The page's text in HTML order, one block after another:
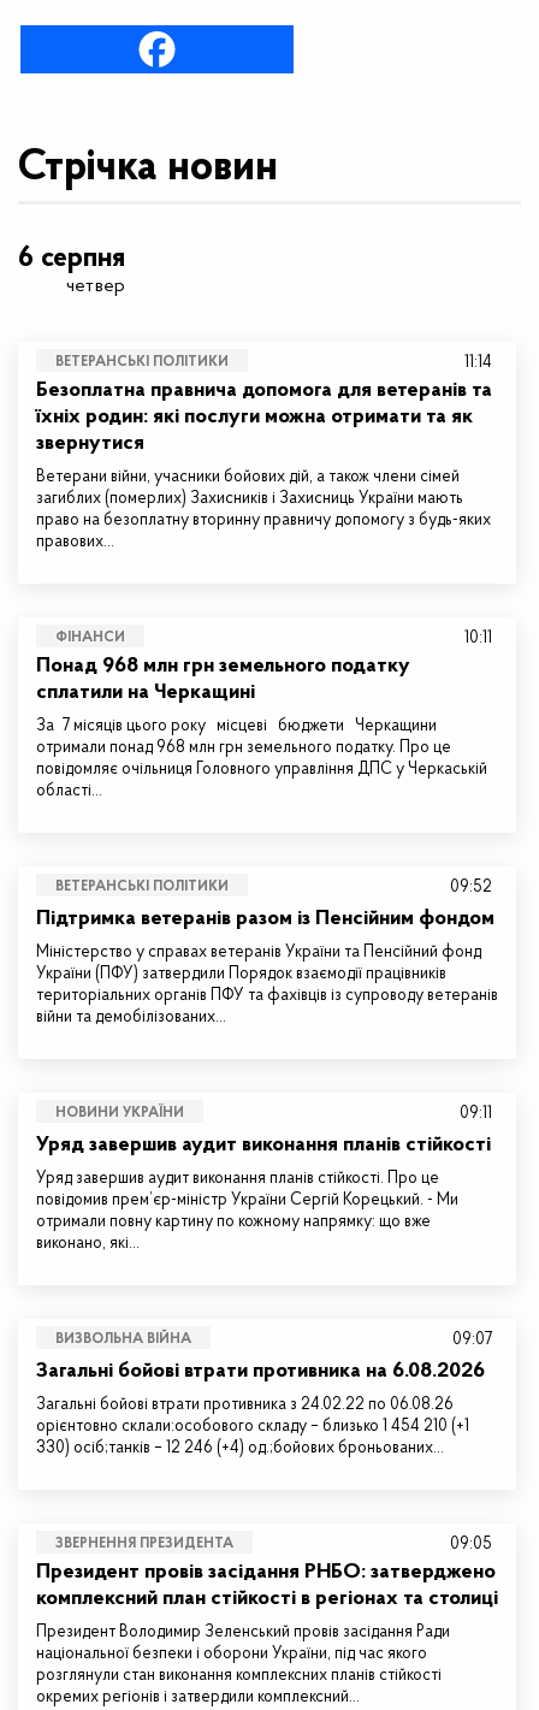
Стрічка новин
6 серпня
четвер
ВЕТЕРАНСЬКІ ПОЛІТИКИ
Безоплатна правнича допомога для ветеранів та
їхніх родин: які послуги можна отримати та як
звернутися
Ветерани війни, учасники бойових дій, а також члени сімей
загиблих (померлих) Захисників і Захисниць України мають
право на безоплатну вторинну правничу допомогу з будь-яких
правових…
11:14
ФІНАНСИ
Понад 968 млн грн земельного податку
сплатили на Черкащині
За 7 місяців цього року місцеві бюджети Черкащини
отримали понад 968 млн грн земельного податку. Про це
повідомляє очільниця Головного управління ДПС у Черкаській
області…
10:11
ВЕТЕРАНСЬКІ ПОЛІТИКИ
Підтримка ветеранів разом із Пенсійним фондом
Міністерство у справах ветеранів України та Пенсійний фонд
України (ПФУ) затвердили Порядок взаємодії працівників
територіальних органів ПФУ та фахівців із супроводу ветеранів
війни та демобілізованих…
09:52
НОВИНИ УКРАЇНИ
Уряд завершив аудит виконання планів стійкості
Уряд завершив аудит виконання планів стійкості. Про це
повідомив прем’єр-міністр України Сергій Корецький. - Ми
отримали повну картину по кожному напрямку: що вже
виконано, які…
09:11
ВИЗВОЛЬНА ВІЙНА
Загальні бойові втрати противника на 6.08.2026
Загальні бойові втрати противника з 24.02.22 по 06.08.26
орієнтовно склали:особового складу – близько 1 454 210 (+1
330) осіб;танків – 12 246 (+4) од.;бойових броньованих…
09:07
ЗВЕРНЕННЯ ПРЕЗИДЕНТА
Президент провів засідання РНБО: затверджено
комплексний план стійкості в регіонах та столиці
Президент Володимир Зеленський провів засідання Ради
національної безпеки і оборони України, під час якого
розглянули стан виконання комплексних планів стійкості
окремих регіонів і затвердили комплексний…
09:05